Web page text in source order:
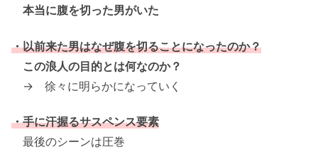
本当に腹を切った男がいた
・以前来た男はなぜ腹を切ることになったのか？
この浪人の目的とは何なのか？
→ 徐々に明らかになっていく
・手に汗握るサスペンス要素
最後のシーンは圧巻